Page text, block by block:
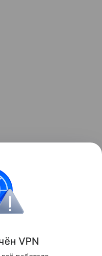
Сербии.
ён VPN